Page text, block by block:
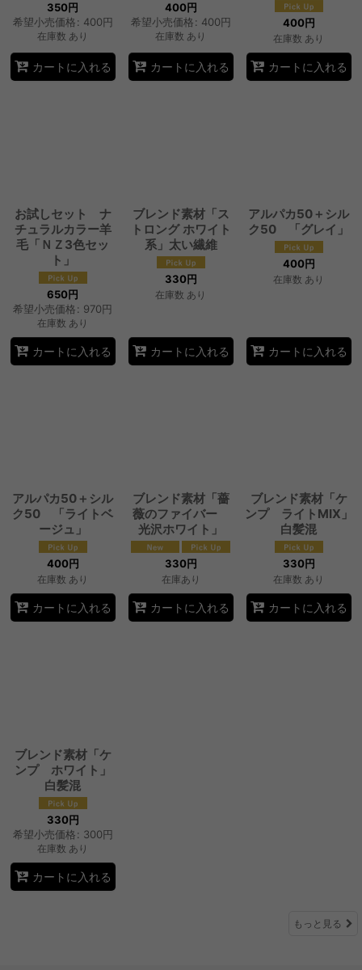
350円
希望小売価格: 400円
在庫数 あり
カートに入れる
400円
希望小売価格: 400円
在庫数 あり
カートに入れる
400円
在庫数 あり
カートに入れる
お試しセット ナ
チュラルカラー羊
毛「ＮＺ3色セッ
ト」
650円
希望小売価格: 970円
在庫数 あり
カートに入れる
ブレンド素材「ス
トロング ホワイト
系」太い繊維
330円
在庫数 あり
カートに入れる
アルパカ50＋シル
ク50 「グレイ」
400円
在庫数 あり
カートに入れる
アルパカ50＋シル
ク50 「ライトベ
ージュ」
400円
在庫数 あり
カートに入れる
ブレンド素材「薔
薇のファイバー
光沢ホワイト」
330円
在庫あり
カートに入れる
ブレンド素材「ケ
ンプ ライトMIX」
白髪混
330円
在庫数 あり
カートに入れる
ブレンド素材「ケ
ンプ ホワイト」
白髪混
330円
希望小売価格: 300円
在庫数 あり
カートに入れる
もっと見る